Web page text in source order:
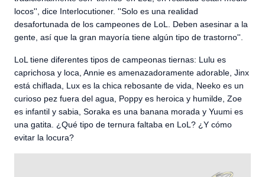
locos'', dice Interlocutioner. ''Solo es una realidad
desafortunada de los campeones de LoL. Deben asesinar a la
gente, así que la gran mayoría tiene algún tipo de trastorno''.
LoL tiene diferentes tipos de campeonas tiernas: Lulu es
caprichosa y loca, Annie es amenazadoramente adorable, Jinx
está chiflada, Lux es la chica rebosante de vida, Neeko es un
curioso pez fuera del agua, Poppy es heroica y humilde, Zoe
es infantil y sabia, Soraka es una banana morada y Yuumi es
una gatita. ¿Qué tipo de ternura faltaba en LoL? ¿Y cómo
evitar la locura?